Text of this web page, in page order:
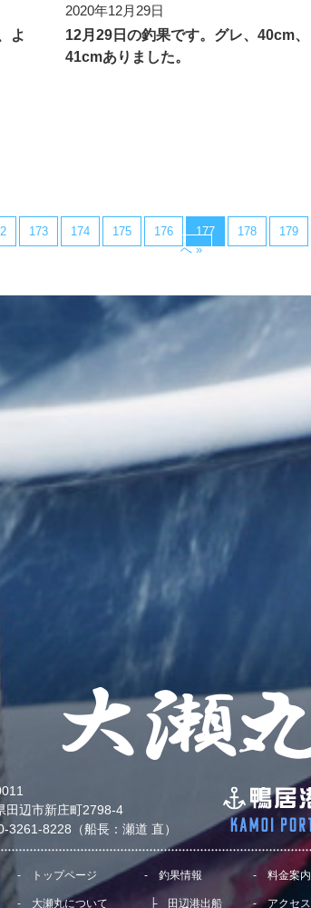
よ
2020年12月29日
12月29日の釣果です。グレ、40cm、
41cmありました。
173 174 175 176 177 178 179
へ »
トップページ
大瀬丸について
釣果情報
田辺港出船
料金案内
アクセス
田辺市新庄町2798-4
3261-8228（船長：瀬道 直）